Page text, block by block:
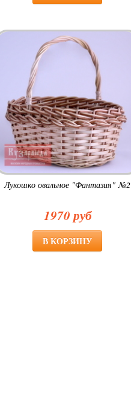
Лукошко овальное "Фантазия" №2
1970 руб